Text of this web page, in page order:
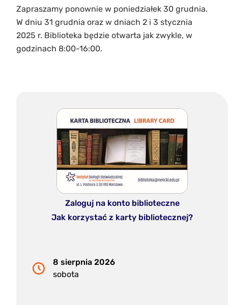
Zapraszamy ponownie w poniedziałek 30 grudnia.
W dniu 31 grudnia oraz w dniach 2 i 3 stycznia
2025 r. Biblioteka będzie otwarta jak zwykle, w
godzinach 8:00-16:00.
Zaloguj na konto biblioteczne
Jak korzystać z karty bibliotecznej?
8 sierpnia 2026
sobota